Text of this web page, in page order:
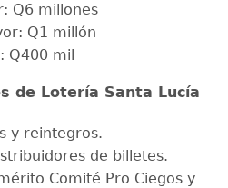
Q6 millones
Q1 millón
Q400 mil
de Lotería Santa Lucía
y reintegros.
de billetes.
Comité Pro Ciegos y